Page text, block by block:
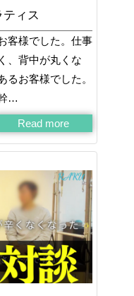
ィス
客様でした。仕事
、背中が丸くな
るお客様でした。
…
Read more